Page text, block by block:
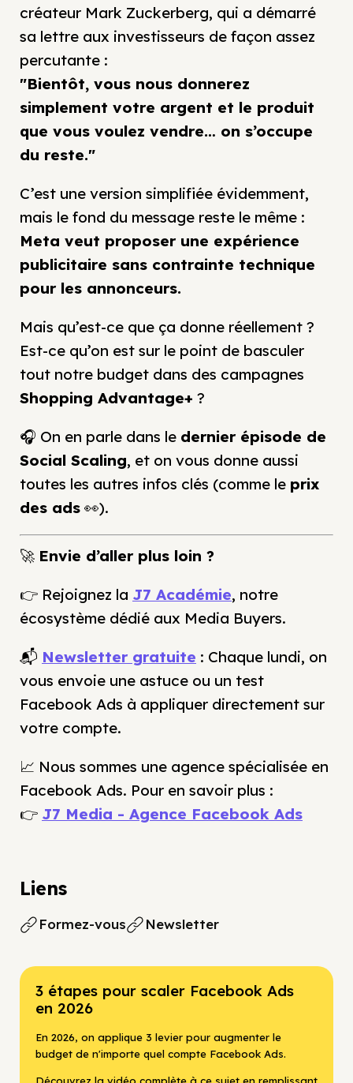
créateur Mark Zuckerberg, qui a démarré
sa lettre aux investisseurs de façon assez
percutante :
"Bientôt, vous nous donnerez
simplement votre argent et le produit
que vous voulez vendre… on s’occupe
du reste."
C’est une version simplifiée évidemment,
mais le fond du message reste le même :
Meta veut proposer une expérience
publicitaire sans contrainte technique
pour les annonceurs.
Mais qu’est-ce que ça donne réellement ?
Est-ce qu’on est sur le point de basculer
tout notre budget dans des campagnes
Shopping Advantage+ ?
🎧 On en parle dans le dernier épisode de
Social Scaling, et on vous donne aussi
toutes les autres infos clés (comme le prix
des ads 👀).
🚀 Envie d’aller plus loin ?
👉 Rejoignez la J7 Académie, notre
écosystème dédié aux Media Buyers.
📬 Newsletter gratuite : Chaque lundi, on
vous envoie une astuce ou un test
Facebook Ads à appliquer directement sur
votre compte.
📈 Nous sommes une agence spécialisée en
Facebook Ads. Pour en savoir plus :
👉 J7 Media - Agence Facebook Ads
Liens
Formez-vous Newsletter
3 étapes pour scaler Facebook Ads
en 2026
En 2026, on applique 3 levier pour augmenter le
budget de n'importe quel compte Facebook Ads.